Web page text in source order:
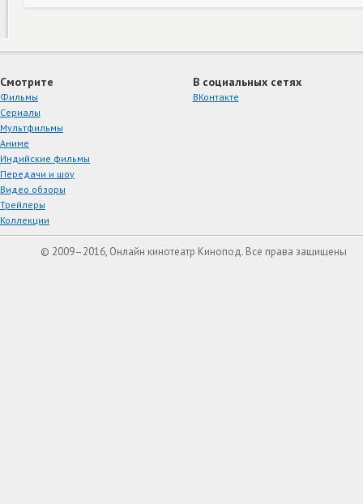
Смотрите
Фильмы
Сериалы
Мультфильмы
Аниме
Индийские фильмы
Передачи и шоу
Видео обзоры
Трейлеры
Коллекции
В социальных сетях
ВКонтакте
© 2009–2016, Онлайн кинотеатр Кинопод. Все права защищены